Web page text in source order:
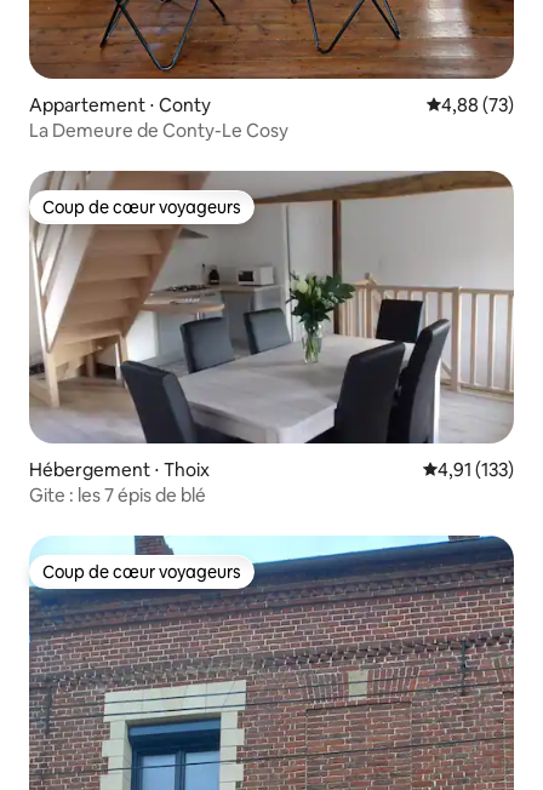
Appartement ⋅ Conty Évaluation
4,88 (73)
La Demeure de Conty-Le Cosy
Coup de cœur voyageurs
Coup de cœur voyageurs
Hébergement ⋅ Thoix Évaluation
4,91 (133)
Gite : les 7 épis de blé
Coup de cœur voyageurs
Coup de cœur voyageurs